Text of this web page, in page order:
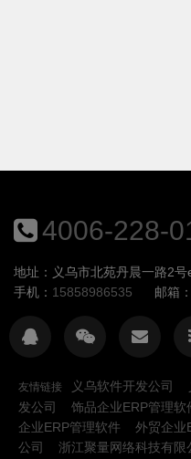
4006-228-
地址：义乌市北苑丹晨一路2号
手机： 15858986535 邮箱：
友情链接 义乌软件开发公司
发公司
饰品企业ERP管理软
企业ERP管理软件
外贸企业
公司
浙江聚量网络科技有限